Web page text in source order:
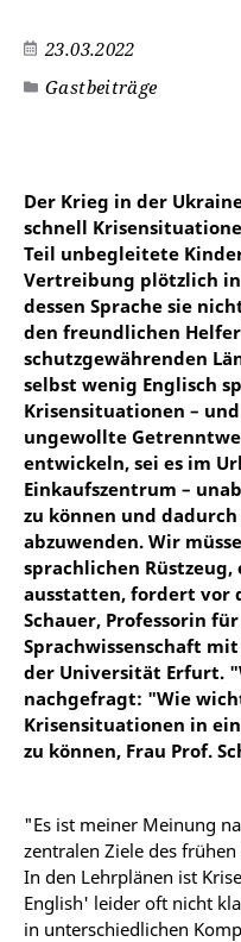
23.03.2022
Gastbeiträge
Der Krieg in der
schnell
Teil unbegleitete
Vertreibung plötzlich
dessen Sprache sie
den freundlichen
schutzgewährenden
selbst wenig Englisch
Krisensituationen –
ungewollte
entwickeln, sei es im
Einkaufszentrum –
zu können und
abzuwenden. Wir
sprachlichen
ausstatten, fordert vor
Schauer, Professorin
Sprachwissenschaft
der Universität Erfurt.
nachgefragt: "Wie
Krisensituationen in
zu können, Frau Prof.
"Es ist meiner Meinung
zentralen Ziele des
In den Lehrplänen ist
English' leider oft nicht
in unterschiedlichen